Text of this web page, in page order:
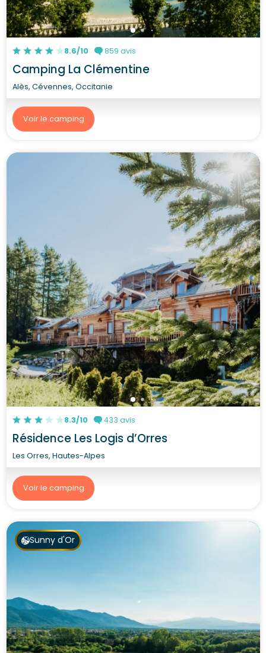
8.6/10 859 avis
Camping La Clémentine
Alès, Cévennes, Occitanie
Voir le camping
8.3/10 433 avis
Résidence Les Logis d’Orres
Les Orres, Hautes-Alpes
Voir le camping
Sunny d'Or